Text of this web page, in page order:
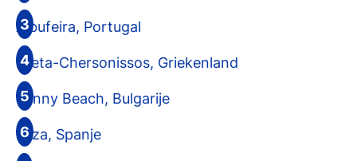
Albufeira, Portugal
Kreta-Chersonissos, Griekenland
Sunny Beach, Bulgarije
Ibiza, Spanje